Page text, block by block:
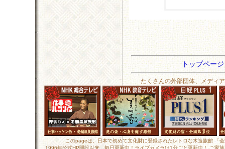
トップペー
たくさんの外部団体、メディ
このpageは、日本で初めて文化財に登録されたレトロな木造旅館
1996年公式HP開設以来、毎日更新中！ライブカメラは1分ごと更新中！ ご家